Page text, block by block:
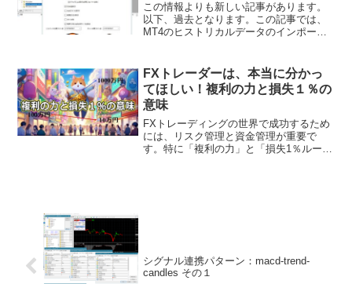
この情報よりも新しい記事があります。
以下、過去となります。この記事では、
MT4のヒストリカルデータのインポート
順通りに進めることで、正常に反映され
ないなどの問題がなくな...
FXトレーダーは、本当に分かっ
てほしい！複利の力と損失１％の
意味
FXトレーディングの世界で成功するため
には、リスク管理と資金管理が重要で
す。特に「複利の力」と「損失1％ルー
シグナル連携パターン：macd-trend-
candles その１